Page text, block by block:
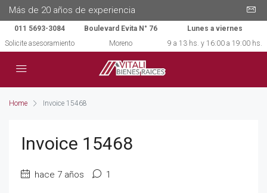
Más de 20 años de experiencia
011 5693-3084
Solicite asesoramiento
Boulevard Evita N° 76
Moreno
Lunes a viernes
9 a 13 hs. y 16:00 a 19:00 hs.
Home Invoice 15468
Invoice 15468
hace 7 años 1